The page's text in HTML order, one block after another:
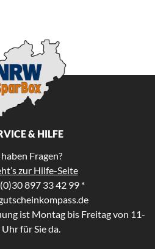
& HILFE
haben Fragen?
zur Hilfe-Seite
897 33 42 99 *
ist Montag bis Freitag von 11-
Uhr für Sie da.